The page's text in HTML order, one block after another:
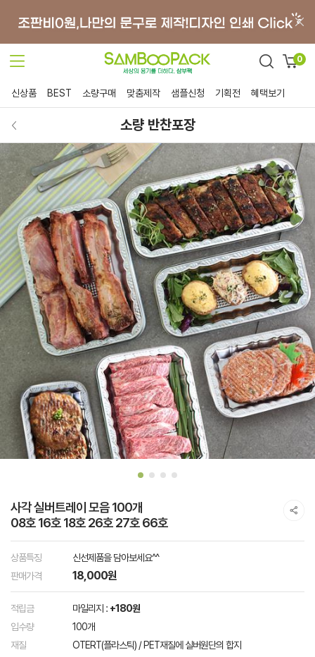
0
신상품 BEST 소량구매 맞춤제작 샘플신청 기획전 혜택보기
소량 반찬포장
사각 실버트레이 모음 100개
08호 16호 18호 26호 27호 66호
상품특징
신선제품을 담아보세요^^
판매가격
18,000원
적립금 마일리지 : +180원
입수량
100개
재질
OTERT(플라스틱) / PET재질에 실버원단의 합지